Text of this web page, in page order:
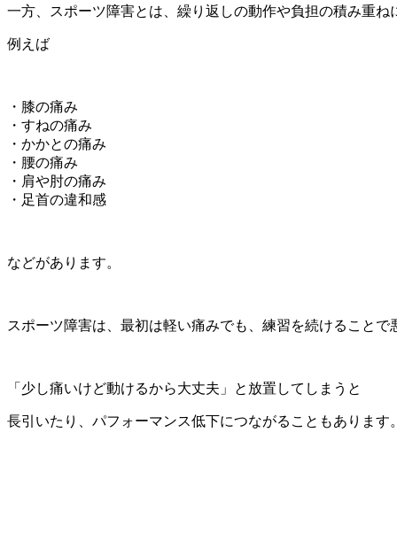
一方、スポーツ障害とは、繰り返しの動作や負担の積み重ね
例えば
・膝の痛み
・すねの痛み
・かかとの痛み
・腰の痛み
・肩や肘の痛み
・足首の違和感
などがあります。
スポーツ障害は、最初は軽い痛みでも、練習を続けることで
「少し痛いけど動けるから大丈夫」と放置してしまうと
長引いたり、パフォーマンス低下につながることもあります。